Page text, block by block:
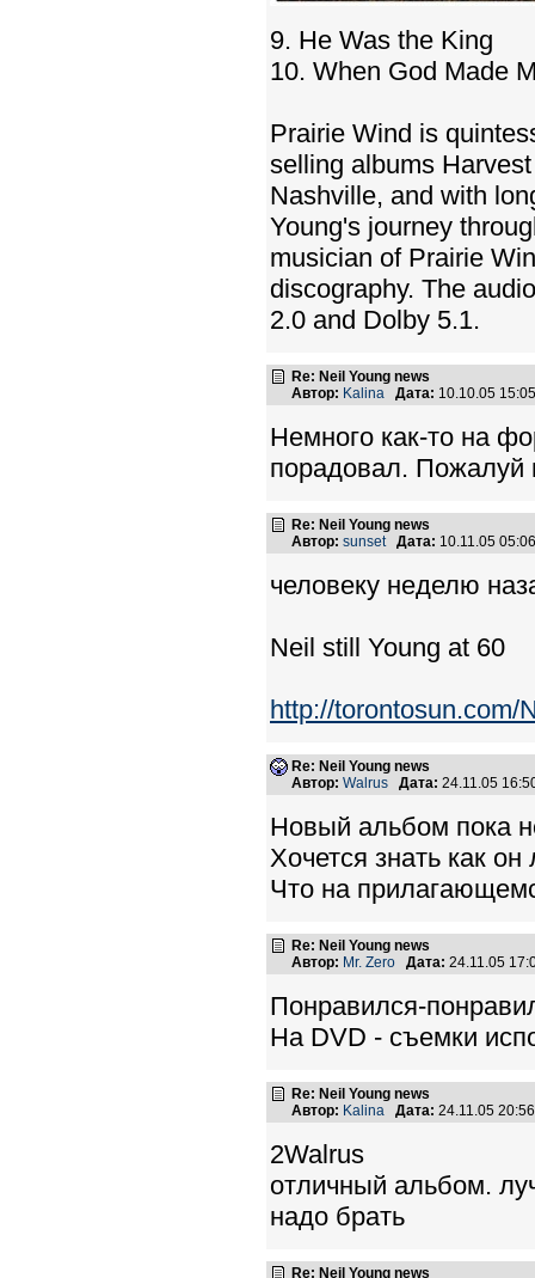
9. He Was the King
10. When God Made
Prairie Wind is
selling albums
Nashville, and with
Young's journey
musician of Prairie
discography. The
2.0 and Dolby 5.1.
Re: Neil Young news
Автор: Kalina Дата: 10.10.05
Немного как-то на
порадовал. Пожалуй
Re: Neil Young news
Автор: sunset Дата: 10.11.05
человеку неделю
Neil still Young at 60
http://torontosun.com/
Re: Neil Young news
Автор: Walrus Дата: 24.11.05
Новый альбом пока
Хочется знать как
Что на
Re: Neil Young news
Автор: Mr. Zero Дата: 24.11.05
Понравился-
На DVD - съемки
Re: Neil Young news
Автор: Kalina Дата: 24.11.05
2Walrus
отличный альбом.
надо брать
Re: Neil Young news